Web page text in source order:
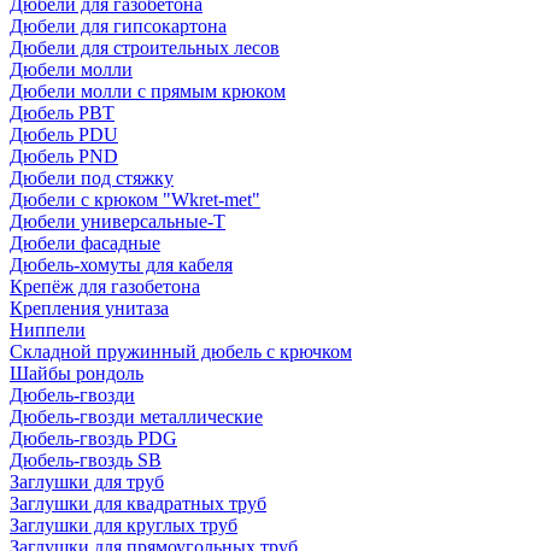
Дюбели для газобетона
Дюбели для гипсокартона
Дюбели для строительных лесов
Дюбели молли
Дюбели молли с прямым крюком
Дюбель PBT
Дюбель PDU
Дюбель PND
Дюбели под стяжку
Дюбели с крюком "Wkret-met"
Дюбели универсальные-Т
Дюбели фасадные
Дюбель-хомуты для кабеля
Крепёж для газобетона
Крепления унитаза
Ниппели
Складной пружинный дюбель с крючком
Шайбы рондоль
Дюбель-гвозди
Дюбель-гвозди металлические
Дюбель-гвоздь PDG
Дюбель-гвоздь SB
Заглушки для труб
Заглушки для квадратных труб
Заглушки для круглых труб
Заглушки для прямоугольных труб